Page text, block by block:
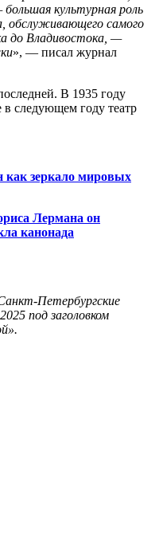
культурная роль
обслуживающего самого
до Владивостока, —
», — писал журнал
В 1935 году
следующем году театр
зеркало мировых
Лермана он
канонада
Петербургские
под заголовком